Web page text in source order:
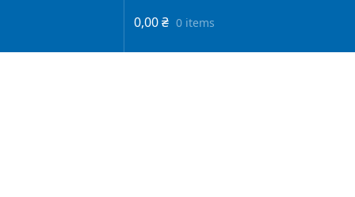
0,00₴ 0 items